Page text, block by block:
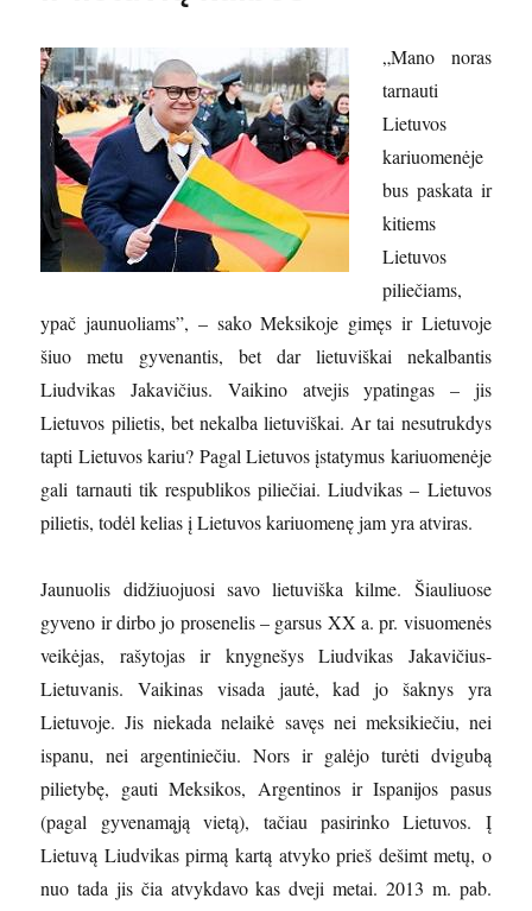
„Mano noras
tarnauti
Lietuvos
kariuomenėje
bus paskata ir
kitiems
Lietuvos
piliečiams,
ypač jaunuoliams”, – sako Meksikoje gimęs ir Lietuvoje
šiuo metu gyvenantis, bet dar lietuviškai nekalbantis
Liudvikas Jakavičius. Vaikino atvejis ypatingas – jis
Lietuvos pilietis, bet nekalba lietuviškai. Ar tai nesutrukdys
tapti Lietuvos kariu? Pagal Lietuvos įstatymus kariuomenėje
gali tarnauti tik respublikos piliečiai. Liudvikas – Lietuvos
pilietis, todėl kelias į Lietuvos kariuomenę jam yra atviras.
Jaunuolis didžiuojuosi savo lietuviška kilme. Šiauliuose
gyveno ir dirbo jo prosenelis – garsus XX a. pr. visuomenės
veikėjas, rašytojas ir knygnešys Liudvikas Jakavičius-
Lietuvanis. Vaikinas visada jautė, kad jo šaknys yra
Lietuvoje. Jis niekada nelaikė savęs nei meksikiečiu, nei
ispanu, nei argentiniečiu. Nors ir galėjo turėti dvigubą
pilietybę, gauti Meksikos, Argentinos ir Ispanijos pasus
(pagal gyvenamąją vietą), tačiau pasirinko Lietuvos. Į
Lietuvą Liudvikas pirmą kartą atvyko prieš dešimt metų, o
nuo tada jis čia atvykdavo kas dveji metai. 2013 m. pab.